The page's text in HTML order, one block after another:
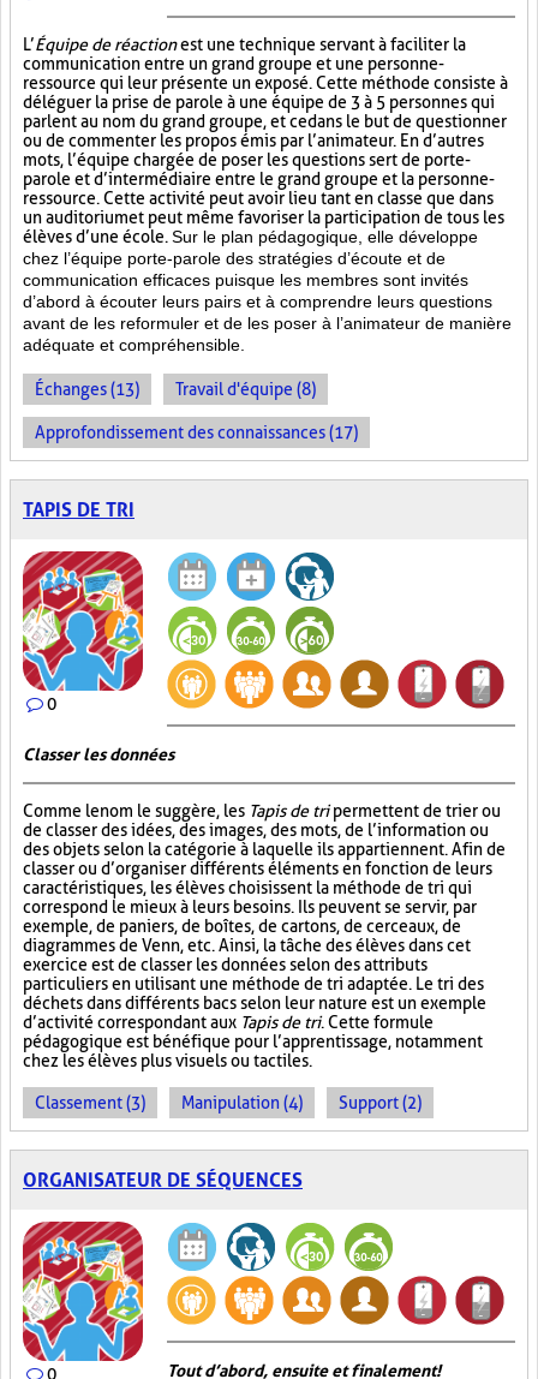
L’Équipe de réactionest une technique servant à faciliter la
communication entre un grand groupe et une personne-
ressource qui leur présente un exposé. Cette méthode consiste à
déléguer la prise de parole à une équipe de 3 à 5 personnes qui
parlent au nom du grand groupe, et ce dans le but de questionner
ou de commenter les propos émis par l’animateur. En d’autres
mots, l’équipe chargée de poser les questions sert de porte-
parole et d’intermédiaire entre le grand groupe et la personne-
ressource. Cette activité peut avoir lieu tant en classe que dans
un auditorium et peut même favoriser la participation de tous les
élèves d’une école. Sur le plan pédagogique, elle développe
chez l’équipe porte-parole des stratégies d’écoute et de
communication efficaces puisque les membres sont invités
d’abord à écouter leurs pairs et à comprendre leurs questions
avant de les reformuler et de les poser à l’animateur de manière
adéquate et compréhensible.
Échanges (13) Travail d'équipe (8)
Approfondissement des connaissances (17)
TAPIS DE TRI
0
Classer les données
Comme le nom le suggère, les Tapis de tripermettent de trier ou
de classer des idées, des images, des mots, de l’information ou
des objets selon la catégorie à laquelle ils appartiennent. Afin de
classer ou d’organiser différents éléments en fonction de leurs
caractéristiques, les élèves choisissent la méthode de tri qui
correspond le mieux à leurs besoins. Ils peuvent se servir, par
exemple, de paniers, de boîtes, de cartons, de cerceaux, de
diagrammes de Venn, etc. Ainsi, la tâche des élèves dans cet
exercice est de classer les données selon des attributs
particuliers en utilisant une méthode de tri adaptée. Le tri des
déchets dans différents bacs selon leur nature est un exemple
d’activité correspondant aux Tapis de tri. Cette formule
pédagogique est bénéfique pour l’apprentissage, notamment
chez les élèves plus visuels ou tactiles.
Classement (3) Manipulation (4) Support (2)
ORGANISATEUR DE SÉQUENCES
0 Tout d’abord, ensuite et finalement!